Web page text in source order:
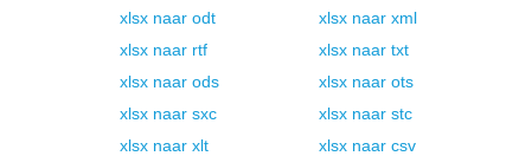
xlsx naar odt xlsx naar xml
xlsx naar rtf xlsx naar txt
xlsx naar ods xlsx naar ots
xlsx naar sxc xlsx naar stc
xlsx naar xlt xlsx naar csv